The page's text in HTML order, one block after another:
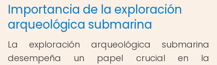
Importancia de la exploración
arqueológica submarina
La exploración arqueológica submarina
desempeña un papel crucial en la